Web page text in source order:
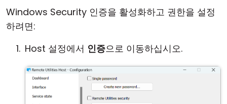
Windows Security 인증을 활성화하고 권한을 설정
하려면:
Host 설정에서 인증으로 이동하십시오.